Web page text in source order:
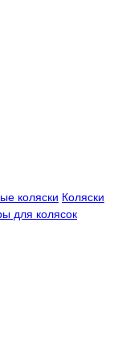
коляски Коляски
для колясок